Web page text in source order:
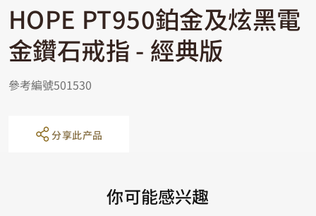
HOPE PT950鉑金及炫黑電
金鑽石戒指 - 經典版
參考編號501530
分享此产品
你可能感兴趣